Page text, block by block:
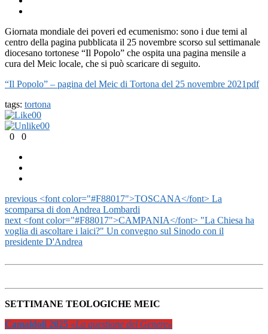
Giornata mondiale dei poveri ed ecumenismo: sono i due temi al
centro della pagina pubblicata il 25 novembre scorso sul settimanale
diocesano tortonese “Il Popolo” che ospita una pagina mensile a
cura del Meic locale, che si può scaricare di seguito.
“Il Popolo” – pagina del Meic di Tortona del 25 novembre 2021pdf
tags: tortona
00
00
0
0
previous <font color="#F88017">TOSCANA</font> La
scomparsa di don Andrea Lombardi
next <font color="#F88017">CAMPANIA</font> "La Chiesa ha
voglia di ascoltare i laici?" Un convegno sul Sinodo con il
presidente D'Andrea
SETTIMANE TEOLOGICHE MEIC
Camaldoli 2025 «La questione del Genere»